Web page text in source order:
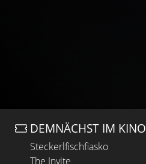
DEMNÄCHST IM KINO
Steckerlfischfiasko
The Invite